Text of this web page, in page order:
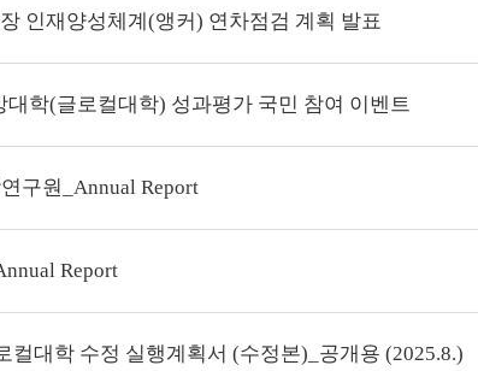
인재양성체계(앵커) 연차점검 계획 발표
대학(글로컬대학) 성과평가 국민 참여 이벤트
구원_Annual Report
Report
컬대학 수정 실행계획서 (수정본)_공개용 (2025.8.)